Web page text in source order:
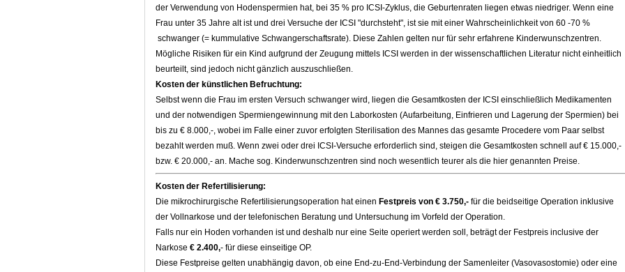
der Verwendung von Hodenspermien hat, bei 35 % pro ICSI-Zyklus, die Geburtenraten liegen etwas niedriger. Wenn eine
Frau unter 35 Jahre alt ist und drei Versuche der ICSI "durchsteht", ist sie mit einer Wahrscheinlichkeit von 60 -70 %
schwanger (= kummulative Schwangerschaftsrate). Diese Zahlen gelten nur für sehr erfahrene Kinderwunschzentren.
Mögliche Risiken für ein Kind aufgrund der Zeugung mittels ICSI werden in der wissenschaftlichen Literatur nicht einheitlich
beurteilt, sind jedoch nicht gänzlich auszuschließen.
Kosten der künstlichen Befruchtung:
Selbst wenn die Frau im ersten Versuch schwanger wird, liegen die Gesamtkosten der ICSI einschließlich Medikamenten
und der notwendigen Spermiengewinnung mit den Laborkosten (Aufarbeitung, Einfrieren und Lagerung der Spermien) bei
bis zu € 8.000,-, wobei im Falle einer zuvor erfolgten Sterilisation des Mannes das gesamte Procedere vom Paar selbst
bezahlt werden muß. Wenn zwei oder drei ICSI-Versuche erforderlich sind, steigen die Gesamtkosten schnell auf € 15.000,-
bzw. € 20.000,- an. Mache sog. Kinderwunschzentren sind noch wesentlich teurer als die hier genannten Preise.
Kosten der Refertilisierung:
Die mikrochirurgische Refertilisierungsoperation hat einen Festpreis von € 3.750,- für die beidseitige Operation inklusive
der Vollnarkose und der telefonischen Beratung und Untersuchung im Vorfeld der Operation.
Falls nur ein Hoden vorhanden ist und deshalb nur eine Seite operiert werden soll, beträgt der Festpreis inclusive der
Narkose € 2.400,- für diese einseitige OP.
Diese Festpreise gelten unabhängig davon, ob eine End-zu-End-Verbindung der Samenleiter (Vasovasostomie) oder eine